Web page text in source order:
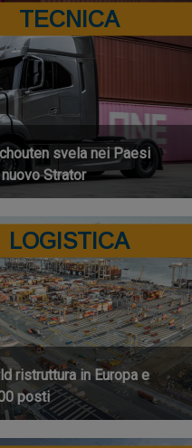
TECNICA
svela nei Paesi
Strator
LOGISTICA
ristruttura in Europa e
posti